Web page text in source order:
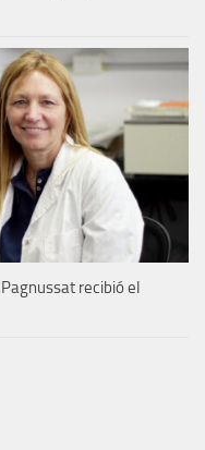
recibió el